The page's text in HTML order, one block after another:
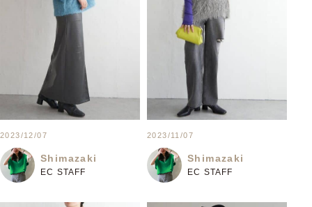
2023/12/07
Shimazaki
EC STAFF
2023/11/07
Shimazaki
EC STAFF